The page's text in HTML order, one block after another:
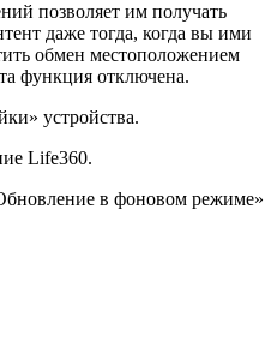
позволяет им получать
даже тогда, когда вы ими
обмен местоположением
функция отключена.
устройства.
Life360.
в фоновом режиме»